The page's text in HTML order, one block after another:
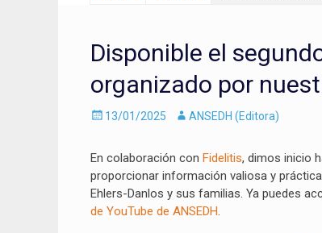
Disponible el
organizado por
Enviado
13/01/2025 AutorANSEDH (Editora)
En colaboración con Fidelitis, dimos inicio
proporcionar información valiosa y
Ehlers-Danlos y sus familias. Ya puedes
de YouTube de ANSEDH.